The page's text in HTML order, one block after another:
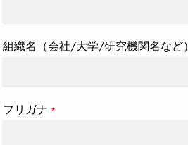
組織名（会社/大学/研究機関名など）
フリガナ *